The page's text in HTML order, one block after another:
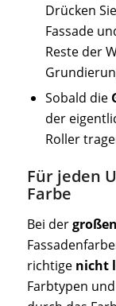
Drücken
Fassade
Reste der
Sobald die
der
Roller
Für jeden
Farbe
Bei der
richtige nicht
Farbtypen